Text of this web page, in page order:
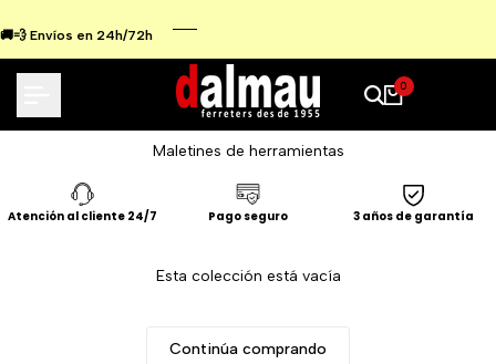
🚚💨 Envíos en 24h/72h
0
Maletines de herramientas
Atención al cliente 24/7 Pago seguro 3 años de garantía
Esta colección está vacía
Continúa comprando
al
contenido